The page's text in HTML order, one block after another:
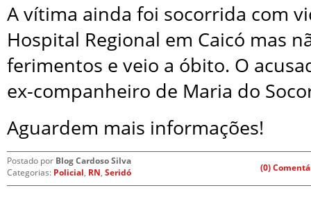
A vítima ainda foi socorrida com
Hospital Regional em Caicó mas
ferimentos e veio a óbito. O
ex-companheiro de Maria do
Aguardem mais informações!
Postado por Blog Cardoso Silva
Categorias: Policial, RN, Seridó (0)